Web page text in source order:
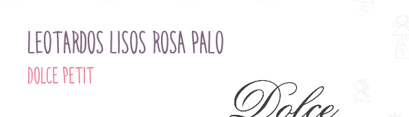
LEOTARDOS LISOS ROSA PALO
DOLCE PETIT